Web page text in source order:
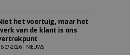
het voertuig, maar het
van de klant is ons
07-2026 | NIEUWS